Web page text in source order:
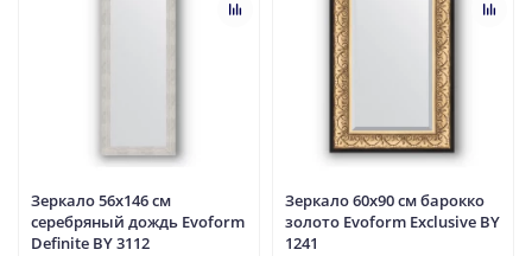
Зеркало 56x146 см
серебряный дождь Evoform
Definite BY 3112
Зеркало 60x90 см барокко
золото Evoform Exclusive BY
1241